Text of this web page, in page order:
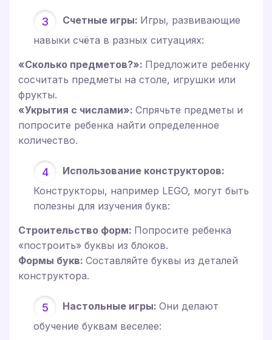
Счетные игры: Игры, развивающие
навыки счёта в разных ситуациях:
«Сколько предметов?»: Предложите ребенку
сосчитать предметы на столе, игрушки или
фрукты.
«Укрытия с числами»: Спрячьте предметы и
попросите ребенка найти определенное
количество.
Использование конструкторов:
Конструкторы, например LEGO, могут быть
полезны для изучения букв:
Строительство форм: Попросите ребенка
«построить» буквы из блоков.
Формы букв: Составляйте буквы из деталей
конструктора.
Настольные игры: Они делают
обучение буквам веселее: